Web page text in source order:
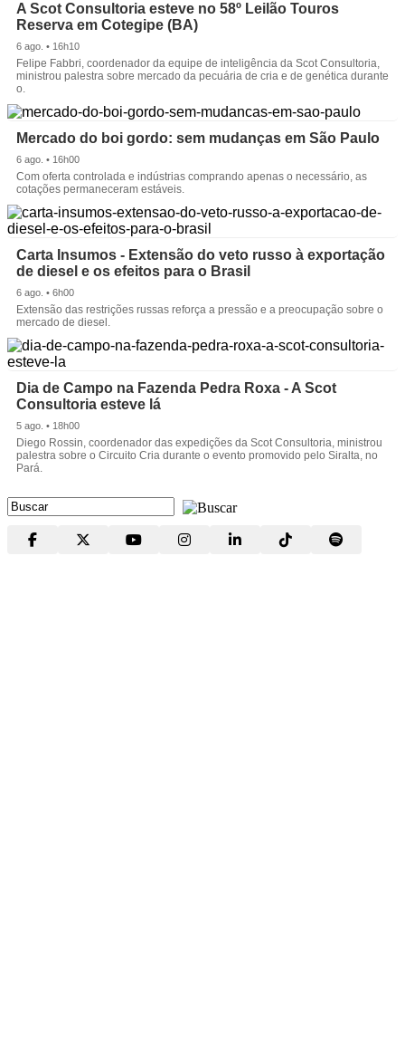
A Scot Consultoria esteve no 58º Leilão Touros
Reserva em Cotegipe (BA)
6 ago. • 16h10
Felipe Fabbri, coordenador da equipe de inteligência da Scot Consultoria,
ministrou palestra sobre mercado da pecuária de cria e de genética durante
o.
Mercado do boi gordo: sem mudanças em São Paulo
6 ago. • 16h00
Com oferta controlada e indústrias comprando apenas o necessário, as
cotações permaneceram estáveis.
Carta Insumos - Extensão do veto russo à exportação
de diesel e os efeitos para o Brasil
6 ago. • 6h00
Extensão das restrições russas reforça a pressão e a preocupação sobre o
mercado de diesel.
Dia de Campo na Fazenda Pedra Roxa - A Scot
Consultoria esteve lá
5 ago. • 18h00
Diego Rossin, coordenador das expedições da Scot Consultoria, ministrou
palestra sobre o Circuito Cria durante o evento promovido pelo Siralta, no
Pará.